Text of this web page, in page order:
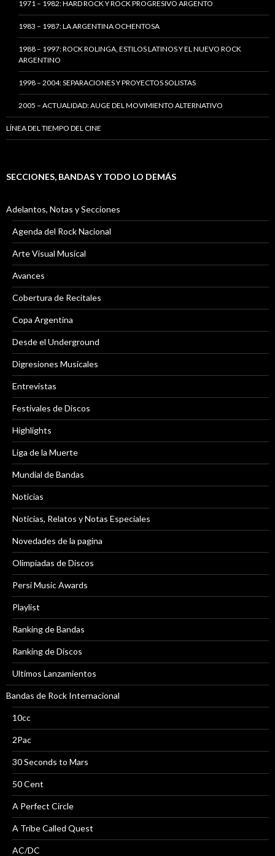
1971 – 1982: HARD ROCK Y ROCK PROGRESIVO ARGENTO
1983 – 1987: LA ARGENTINA OCHENTOSA
1988 – 1997: ROCK ROLINGA, ESTILOS LATINOS Y EL NUEVO ROCK
ARGENTINO
1998 – 2004: SEPARACIONES Y PROYECTOS SOLISTAS
2005 – ACTUALIDAD: AUGE DEL MOVIMIENTO ALTERNATIVO
LÍNEA DEL TIEMPO DEL CINE
SECCIONES, BANDAS Y TODO LO DEMÁS
Adelantos, Notas y Secciones
Agenda del Rock Nacional
Arte Visual Musical
Avances
Cobertura de Recitales
Copa Argentina
Desde el Underground
Digresiones Musicales
Entrevistas
Festivales de Discos
Highlights
Liga de la Muerte
Mundial de Bandas
Noticias
Noticias, Relatos y Notas Especiales
Novedades de la pagina
Olimpiadas de Discos
Persi Music Awards
Playlist
Ranking de Bandas
Ranking de Discos
Ultimos Lanzamientos
Bandas de Rock Internacional
10cc
2Pac
30 Seconds to Mars
50 Cent
A Perfect Circle
A Tribe Called Quest
AC/DC